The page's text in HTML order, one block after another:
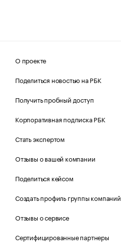
О проекте
Поделиться новостью на РБК
Получить пробный доступ
Корпоративная подписка РБК
Стать экспертом
Отзывы о вашей компании
Поделиться кейсом
Создать профиль группы компаний
Отзывы о сервисе
Сертифицированные партнеры